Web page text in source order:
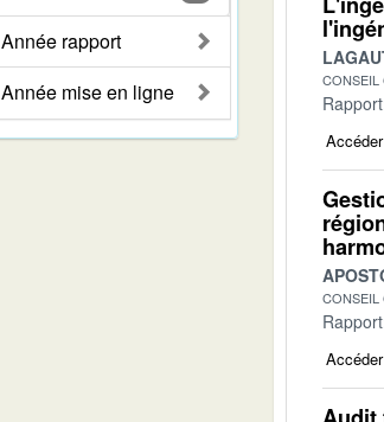
Année rapport
Année mise en ligne
CONSEIL
CONSEIL